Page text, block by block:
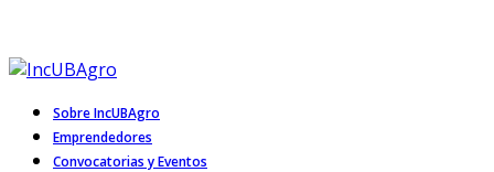
Incubadora de emprendimientos FAUBA
Sobre IncUBAgro
Emprendedores
Convocatorias y Eventos